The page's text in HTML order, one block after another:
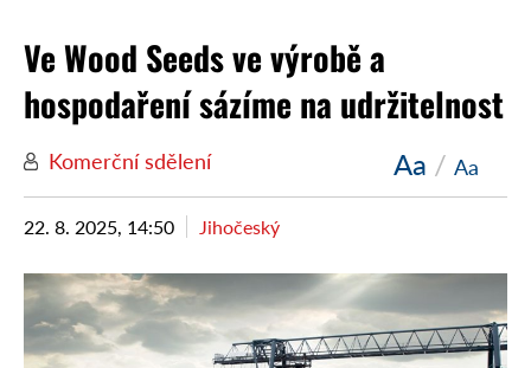
Ve Wood Seeds ve výrobě a
hospodaření sázíme na udržitelnost
Komerční sdělení Aa / Aa
22. 8. 2025, 14:50 Jihočeský